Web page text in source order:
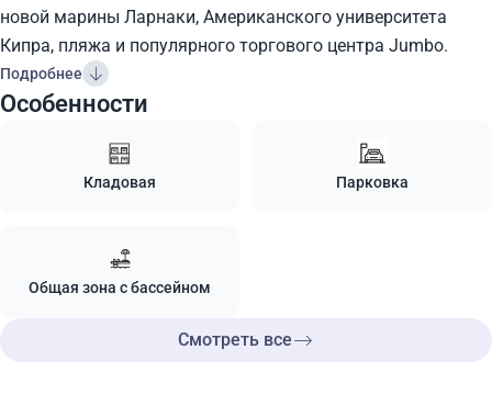
новой марины Ларнаки, Американского университета
Кипра, пляжа и популярного торгового центра Jumbo.
Подробнее
Особенности
Кладовая Парковка
Общая зона с бассейном
Смотреть все